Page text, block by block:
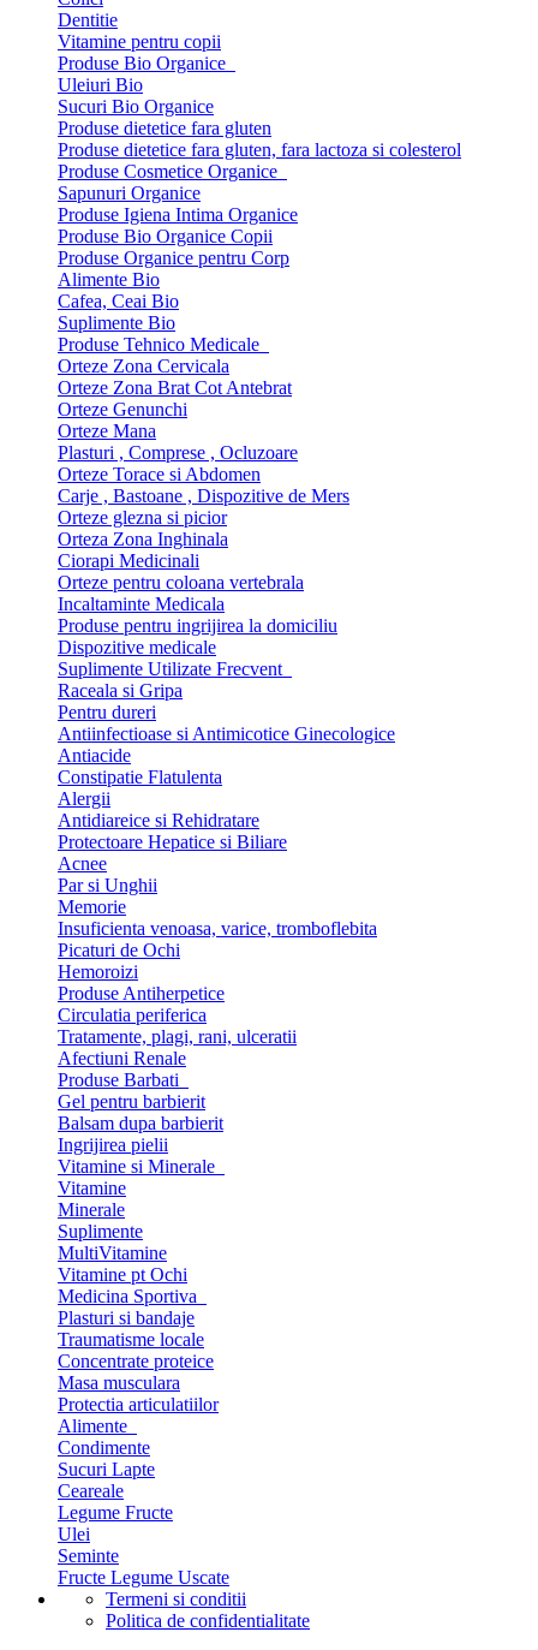
Dentitie
Vitamine pentru copii
Produse Bio Organice
Uleiuri Bio
Sucuri Bio Organice
Produse dietetice fara gluten
Produse dietetice fara gluten, fara lactoza si colesterol
Produse Cosmetice Organice
Sapunuri Organice
Produse Igiena Intima Organice
Produse Bio Organice Copii
Produse Organice pentru Corp
Alimente Bio
Cafea, Ceai Bio
Suplimente Bio
Produse Tehnico Medicale
Orteze Zona Cervicala
Orteze Zona Brat Cot Antebrat
Orteze Genunchi
Orteze Mana
Plasturi , Comprese , Ocluzoare
Orteze Torace si Abdomen
Carje , Bastoane , Dispozitive de Mers
Orteze glezna si picior
Orteza Zona Inghinala
Ciorapi Medicinali
Orteze pentru coloana vertebrala
Incaltaminte Medicala
Produse pentru ingrijirea la domiciliu
Dispozitive medicale
Suplimente Utilizate Frecvent
Raceala si Gripa
Pentru dureri
Antiinfectioase si Antimicotice Ginecologice
Antiacide
Constipatie Flatulenta
Alergii
Antidiareice si Rehidratare
Protectoare Hepatice si Biliare
Acnee
Par si Unghii
Memorie
Insuficienta venoasa, varice, tromboflebita
Picaturi de Ochi
Hemoroizi
Produse Antiherpetice
Circulatia periferica
Tratamente, plagi, rani, ulceratii
Afectiuni Renale
Produse Barbati
Gel pentru barbierit
Balsam dupa barbierit
Ingrijirea pielii
Vitamine si Minerale
Vitamine
Minerale
Suplimente
MultiVitamine
Vitamine pt Ochi
Medicina Sportiva
Plasturi si bandaje
Traumatisme locale
Concentrate proteice
Masa musculara
Protectia articulatiilor
Alimente
Condimente
Sucuri Lapte
Ceareale
Legume Fructe
Ulei
Seminte
Fructe Legume Uscate
Termeni si conditii
Politica de confidentialitate